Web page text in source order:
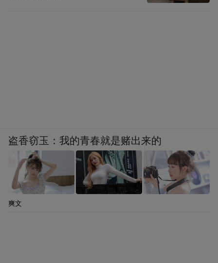
盗香窃玉：我的青春就是赌出来的
爽文